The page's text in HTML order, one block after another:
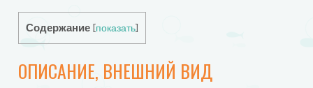
Содержание показать]
ОПИСАНИЕ, ВНЕШНИЙ ВИД